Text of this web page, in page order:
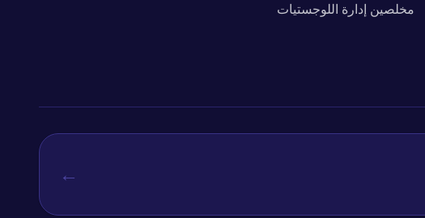
مخلصين إدارة اللوجستيات
←